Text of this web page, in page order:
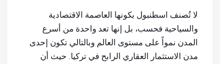
لا تُصنف اسطنبول بكونها العاصمة الاقتصادية
والسياحية فحسب، بل إنها تعد واحدة من أسرع
المدن نمواً على مستوى العالم وبالتالي تكون إحدى
مدن الاستثمار العقاري الرابح في تركيا. حيث أن